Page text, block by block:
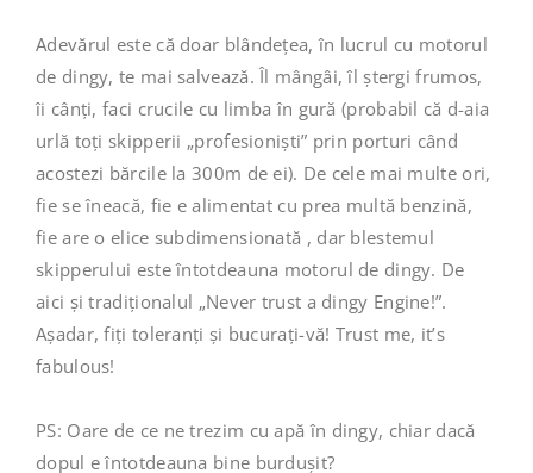
Adevărul este că doar blândețea, în lucrul cu motorul
de dingy, te mai salvează. Îl mângâi, îl ștergi frumos,
îi cânți, faci crucile cu limba în gură (probabil că d-aia
urlă toți skipperii „profesioniști” prin porturi când
acostezi bărcile la 300m de ei). De cele mai multe ori,
fie se îneacă, fie e alimentat cu prea multă benzină,
fie are o elice subdimensionată , dar blestemul
skipperului este întotdeauna motorul de dingy. De
aici și tradiționalul „Never trust a dingy Engine!”.
Așadar, fiți toleranți și bucurați-vă! Trust me, it’s
fabulous!
PS: Oare de ce ne trezim cu apă în dingy, chiar dacă
dopul e întotdeauna bine burdușit?